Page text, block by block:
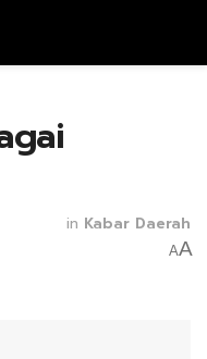
in Kabar Daerah
AA